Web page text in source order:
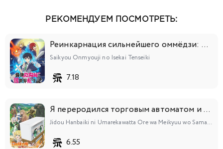
РЕКОМЕНДУЕМ ПОСМОТРЕТЬ:
Реинкарнация сильнейшего оммёдзи: Эти монстры слишком слабы по сравнению с моим ёкаем
Saikyou Onmyouji no Isekai Tenseiki
7.18
Я переродился торговым автоматом и скитаюсь по лабиринту
Jidou Hanbaiki ni Umarekawatta Ore wa Meikyuu wo Samayou
6.55